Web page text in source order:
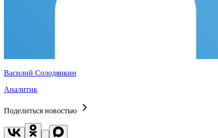
Василий Солодянкин
Аналитик
Поделиться новостью